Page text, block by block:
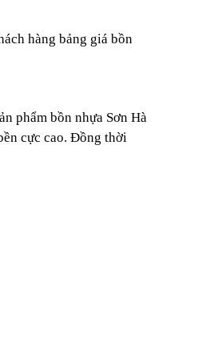
hàng bảng giá bồn
phẩm bồn nhựa Sơn Hà
cực cao. Đồng thời